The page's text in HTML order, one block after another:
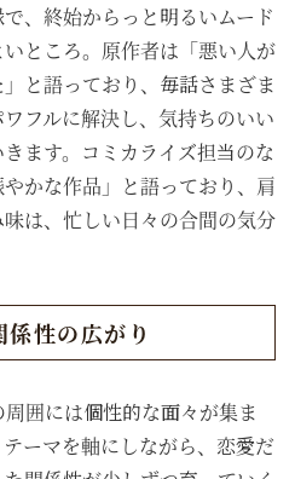
、終始からっと明るいムード
ところ。原作者は「悪い人が
と語っており、毎話さまざま
フルに解決し、気持ちのいい
ます。コミカライズ担当のな
かな作品」と語っており、肩
は、忙しい日々の合間の気分
性の広がり
囲には個性的な面々が集ま
ーマを軸にしながら、恋愛だ